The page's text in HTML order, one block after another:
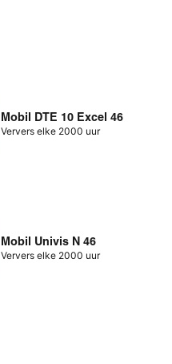
Mobil DTE 10 Excel 46
Ververs elke 2000 uur
Mobil Univis N 46
Ververs elke 2000 uur